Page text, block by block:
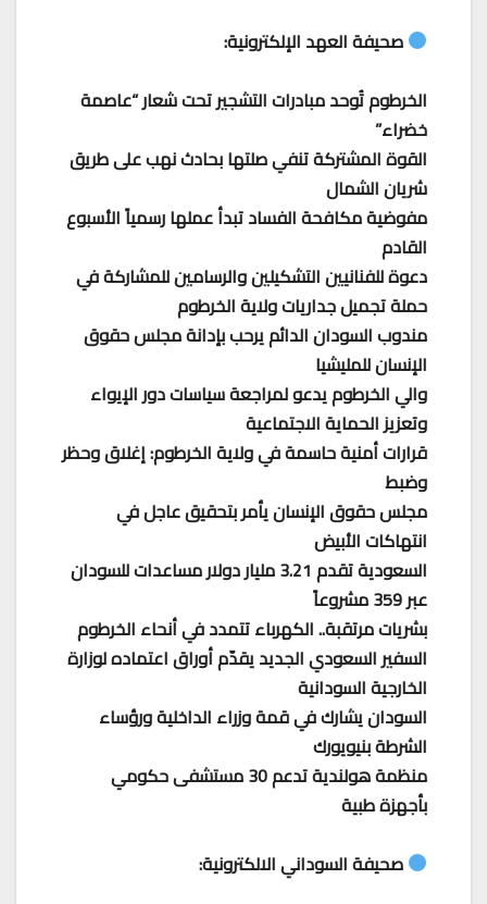
صحيفة العهد الإلكترونية:
الخرطوم تُوحد مبادرات التشجير تحت شعار “عاصمة
خضراء”
القوة المشتركة تنفي صلتها بحادث نهب على طريق
شريان الشمال
مفوضية مكافحة الفساد تبدأ عملها رسمياً الأسبوع
القادم
دعوة للفنانيين التشكيلين والرسامين للمشاركة في
حملة تجميل جداريات ولاية الخرطوم
مندوب السودان الدائم يرحب بإدانة مجلس حقوق
الإنسان للمليشيا
والي الخرطوم يدعو لمراجعة سياسات دور الإيواء
وتعزيز الحماية الاجتماعية
قرارات أمنية حاسمة في ولاية الخرطوم: إغلاق وحظر
وضبط
مجلس حقوق الإنسان يأمر بتحقيق عاجل في
انتهاكات الأبيض
السعودية تقدم 3.21 مليار دولار مساعدات للسودان
عبر 359 مشروعاً
بشريات مرتقبة.. الكهرباء تتمدد في أنحاء الخرطوم
السفير السعودي الجديد يقدّم أوراق اعتماده لوزارة
الخارجية السودانية
السودان يشارك في قمة وزراء الداخلية ورؤساء
الشرطة بنيويورك
منظمة هولندية تدعم 30 مستشفى حكومي
بأجهزة طبية
صحيفة السوداني الالكترونية: